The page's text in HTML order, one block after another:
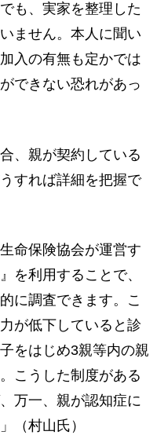
も、実家を整理した
ません。本人に聞い
入の有無も定かでは
できない恐れがあっ
、親が契約している
すれば詳細を把握で
命保険協会が運営す
を利用することで、
に調査できます。こ
が低下していると診
をはじめ3親等内の親
こうした制度がある
万一、親が認知症に
（村山氏）